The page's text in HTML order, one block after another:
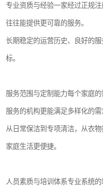
专业资质与经验一家经过正规
往往能提供更可靠的服务。
长期稳定的运营历史、良好的
标。
服务范围与定制能力每个家庭
服务的机构更能满足多样化的需
从日常保洁到专项清洁，从衣
家庭生活更便捷。
人员素质与培训体系专业系统